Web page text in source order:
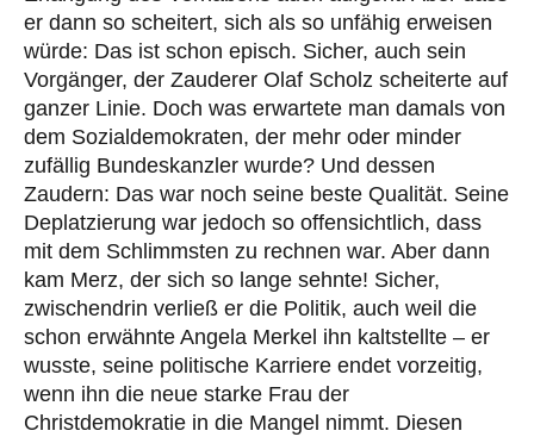
er dann so scheitert, sich als so unfähig erweisen
würde: Das ist schon episch. Sicher, auch sein
Vorgänger, der Zauderer Olaf Scholz scheiterte auf
ganzer Linie. Doch was erwartete man damals von
dem Sozialdemokraten, der mehr oder minder
zufällig Bundeskanzler wurde? Und dessen
Zaudern: Das war noch seine beste Qualität. Seine
Deplatzierung war jedoch so offensichtlich, dass
mit dem Schlimmsten zu rechnen war. Aber dann
kam Merz, der sich so lange sehnte! Sicher,
zwischendrin verließ er die Politik, auch weil die
schon erwähnte Angela Merkel ihn kaltstellte – er
wusste, seine politische Karriere endet vorzeitig,
wenn ihn die neue starke Frau der
Christdemokratie in die Mangel nimmt. Diesen